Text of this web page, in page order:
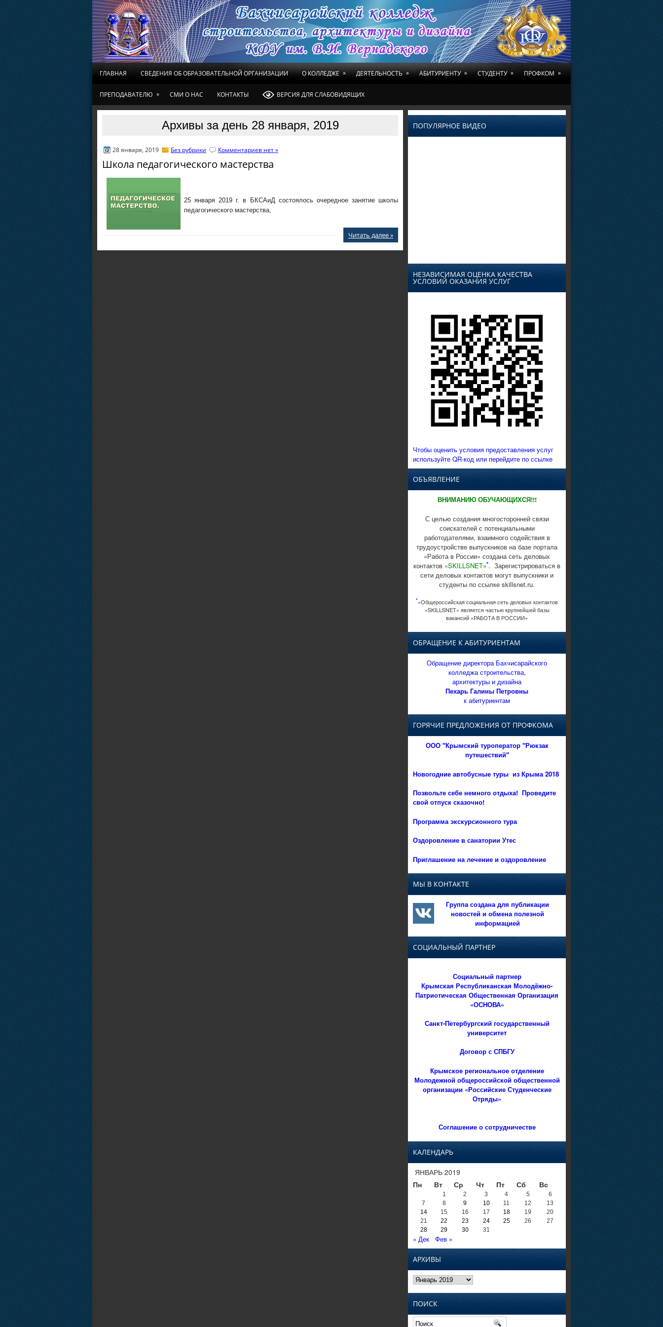
ГЛАВНАЯ СВЕДЕНИЯ ОБ ОБРАЗОВАТЕЛЬНОЙ ОРГАНИЗАЦИИ О КОЛЛЕДЖЕ » ДЕЯТЕЛЬНОСТЬ » АБИТУРИЕНТУ » СТУДЕНТУ » ПРОФКОМ »
ПРЕПОДАВАТЕЛЮ » СМИ О НАС КОНТАКТЫ ВЕРСИЯ ДЛЯ СЛАБОВИДЯЩИХ
Архивы за день 28 января, 2019
28 января, 2019 Без рубрики Комментариев нет »
Школа педагогического мастерства
25 января 2019 г. в БКСАиД состоялось очередное занятие школы
педагогического мастерства,
Читать далее »
ПОПУЛЯРНОЕ ВИДЕО
НЕЗАВИСИМАЯ ОЦЕНКА КАЧЕСТВА
УСЛОВИЙ ОКАЗАНИЯ УСЛУГ
Чтобы оценить условия предоставления услуг
используйте QR-код или перейдите по ссылке
ОБЪЯВЛЕНИЕ
ВНИМАНИЮ ОБУЧАЮЩИХСЯ!!!
С целью создания многосторонней связи
соискателей с потенциальными
работодателями, взаимного содействия в
трудоустройстве выпускников на базе портала
«Работа в России» создана сеть деловых
контактов «SKILLSNET»*. Зарегистрироваться в
сети деловых контактов могут выпускники и
студенты по ссылке skillsnet.ru.
*«Общероссийская социальная сеть деловых контактов
«SKILLSNET» является частью крупнейшей базы
вакансий «РАБОТА В РОССИИ»
ОБРАЩЕНИЕ К АБИТУРИЕНТАМ
Обращение директора Бахчисарайского
колледжа строительства,
архитектуры и дизайна
Пехарь Галины Петровны
к абитуриентам
ГОРЯЧИЕ ПРЕДЛОЖЕНИЯ ОТ ПРОФКОМА
ООО "Крымский туроператор "Рюкзак
путешествий"
Новогодние автобусные туры из Крыма 2018
Позвольте себе немного отдыха! Проведите
свой отпуск сказочно!
Программа экскурсионного тура
Оздоровление в санатории Утес
Приглашение на лечение и оздоровление
МЫ В КОНТАКТЕ
Группа создана для публикации
новостей и обмена полезной
информацией
СОЦИАЛЬНЫЙ ПАРТНЕР
Социальный партнер
Крымская Республиканская Молодёжно-
Патриотическая Общественная Организация
«ОСНОВА»
Санкт-Петербургский государственный
университет
Договор с СПБГУ
Крымское региональное отделение
Молодежной общероссийской общественной
организации «Российские Студенческие
Отряды»
Соглашение о сотрудничестве
КАЛЕНДАРЬ
ЯНВАРЬ 2019
Пн
Вт Ср Чт Пт Сб Вс
1 2 3 4 5
6
7
8 9 10 11 12
13
14
15 16 17 18 19
20
21
22 23 24 25 26
27
28
29 30 31
« Дек Фев »
АРХИВЫ
Архивы
ПОИСК